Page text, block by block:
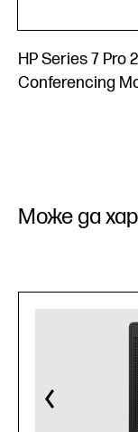
HP Series 7 Pro
Conferencing
Може да